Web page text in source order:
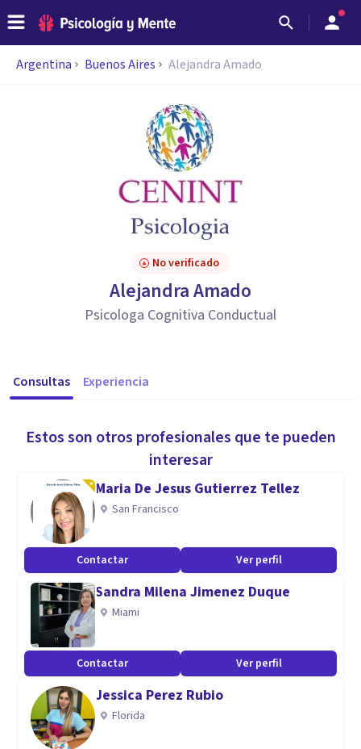
Argentina Buenos Aires Alejandra Amado
No verificado
Alejandra Amado
Psicologa Cognitiva Conductual
Consultas Experiencia
Estos son otros profesionales que te pueden
interesar
Maria De Jesus Gutierrez Tellez
San Francisco
Contactar Ver perfil
Sandra Milena Jimenez Duque
Miami
Contactar Ver perfil
Jessica Perez Rubio
Florida